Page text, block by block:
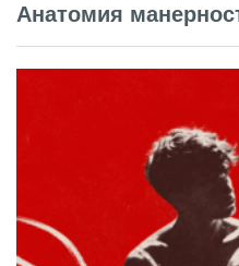
Анатомия